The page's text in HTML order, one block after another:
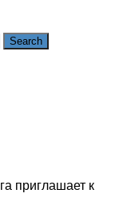
Search
приглашает к